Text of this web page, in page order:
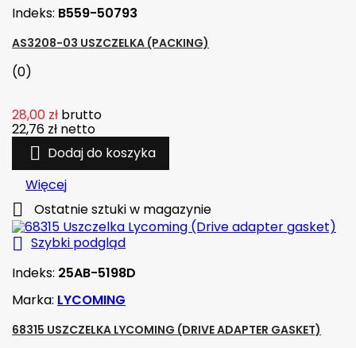
Indeks: B559-50793
AS3208-03 USZCZELKA (PACKING)
(0)
28,00 zł brutto
22,76 zł netto
 Dodaj do koszyka
Więcej
 Ostatnie sztuki w magazynie
 Szybki podgląd
Indeks: 25AB-5198D
Marka: LYCOMING
68315 USZCZELKA LYCOMING (DRIVE ADAPTER GASKET)